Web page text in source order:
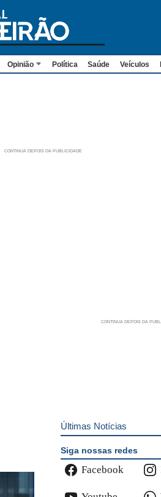
Opinião Política Saúde Veículos
Últimas Notícias
Siga nossas redes
Facebook